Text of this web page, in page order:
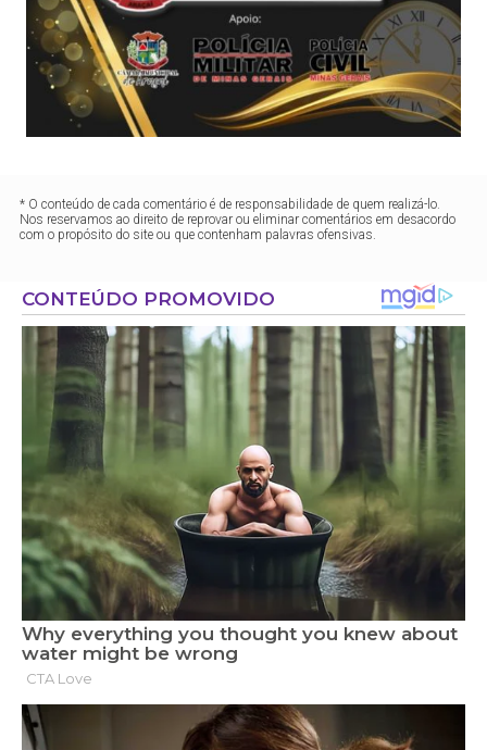
* O conteúdo de cada comentário é de responsabilidade de quem realizá-lo.
Nos reservamos ao direito de reprovar ou eliminar comentários em desacordo
com o propósito do site ou que contenham palavras ofensivas.